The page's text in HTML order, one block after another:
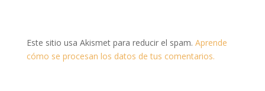
Este sitio usa Akismet para reducir el spam. Aprende
cómo se procesan los datos de tus comentarios.